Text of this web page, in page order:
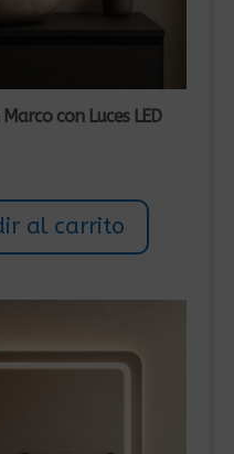
con Luces LED
al carrito